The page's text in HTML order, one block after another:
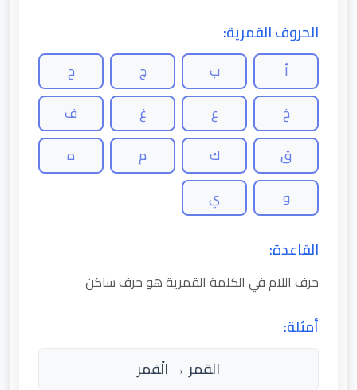
الحروف القمرية:
أ ب ج
ح
خ
ع غ
ف
ق
ك م
ه
و
ي
القاعدة:
حرف اللام في الكلمة القمرية هو حرف ساكن
أمثلة:
القمر → الْقمر